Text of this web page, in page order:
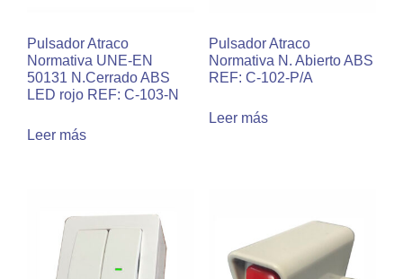
Pulsador Atraco
Normativa UNE-EN
50131 N.Cerrado ABS
LED rojo REF: C-103-N
Leer más
Pulsador Atraco
Normativa N. Abierto ABS
REF: C-102-P/A
Leer más